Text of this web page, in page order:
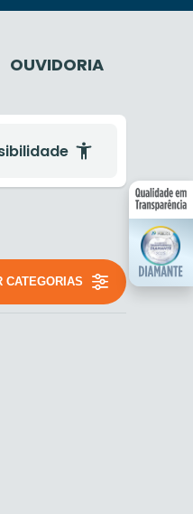
OUVIDORIA
CATEGORIAS